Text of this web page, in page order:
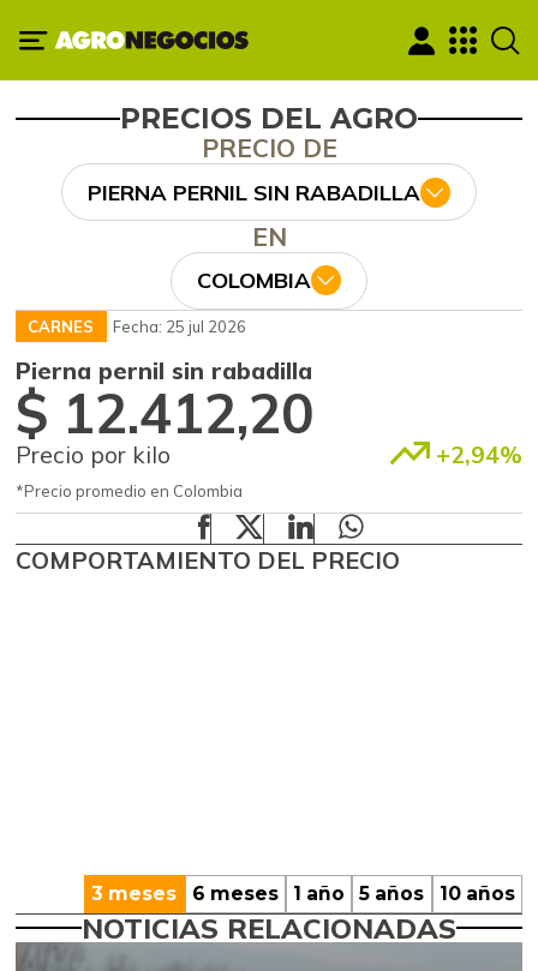
PRECIOS DEL AGRO
PRECIO DE
PIERNA PERNIL SIN RABADILLA
EN
COLOMBIA
CARNES Fecha: 25 jul 2026
Pierna pernil sin rabadilla
$ 12.412,20
Precio por kilo +2,94%
*Precio promedio en Colombia
COMPORTAMIENTO DEL PRECIO
3 meses 6 meses 1 año 5 años 10 años
NOTICIAS RELACIONADAS